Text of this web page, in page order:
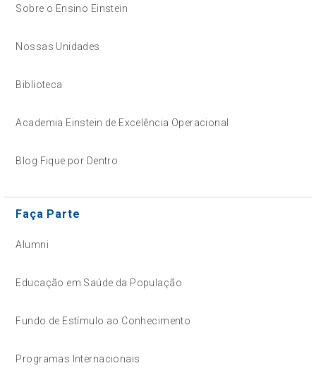
Sobre o Ensino Einstein
Nossas Unidades
Biblioteca
Academia Einstein de Excelência Operacional
Blog Fique por Dentro
Faça Parte
Alumni
Educação em Saúde da População
Fundo de Estímulo ao Conhecimento
Programas Internacionais